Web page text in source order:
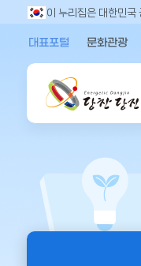
이 누리집은 대한민국
대표포털 문화관광